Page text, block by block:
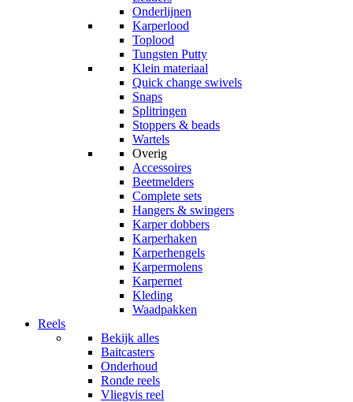
Onderlijnen
Karperlood
Toplood
Tungsten Putty
Klein materiaal
Quick change swivels
Snaps
Splitringen
Stoppers & beads
Wartels
Overig
Accessoires
Beetmelders
Complete sets
Hangers & swingers
Karper dobbers
Karperhaken
Karperhengels
Karpermolens
Karpernet
Kleding
Waadpakken
Reels
Bekijk alles
Baitcasters
Onderhoud
Ronde reels
Vliegvis reel